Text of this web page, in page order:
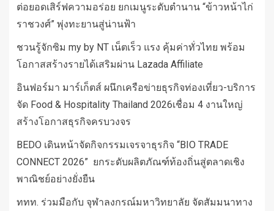
ต่อยอดเสิร์ฟความอร่อย ยกเมนูระดับตำนาน “ข้าวหน้าไก่
ราชวงศ์” พุ่งทะยานสู่น่านฟ้า
ชวนรู้จักซิม my by NT เน็ตเร็ว แรง คุ้มค่าทั่วไทย พร้อม
โอกาสสร้างรายได้เสริมผ่าน Lazada Affiliate
อินฟอร์มา มาร์เก็ตส์ ผนึกเครือข่ายธุรกิจท่องเที่ยว-บริการ
จัด Food & Hospitality Thailand 2026เชื่อม 4 งานใหญ่
สร้างโอกาสธุรกิจครบวงจร
BEDO เดินหน้าจัดกิจกรรมเจรจาธุรกิจ “BIO TRADE
CONNECT 2026” ยกระดับผลิตภัณฑ์ท้องถิ่นสู่ตลาดเชิง
พาณิชย์อย่างยั่งยืน
ททท. ร่วมมือกับ จุฬาลงกรณ์มหาวิทยาลัย จัดสัมมนาทาง